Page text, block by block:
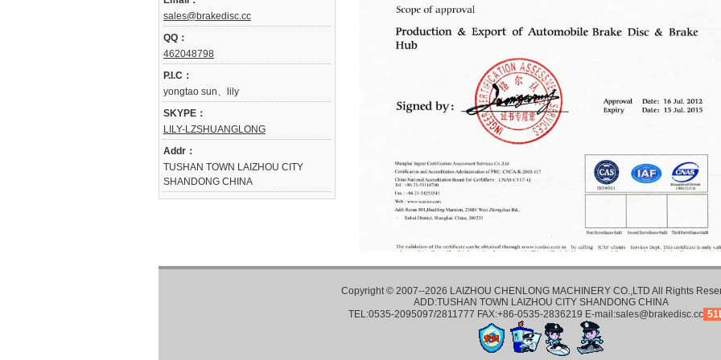
sales@brakedisc.cc
QQ：
462048798
P.I.C：
yongtao sun、lily
SKYPE：
LILY-LZSHUANGLONG
Addr：
TUSHAN TOWN LAIZHOU CITY
SHANDONG CHINA
Copyright © 2007--2026 LAIZHOU CHENLONG MACHINERY CO.,LTD All Rights
ADD:TUSHAN TOWN LAIZHOU CITY SHANDONG CHINA
TEL:0535-2095097/2811777 FAX:+86-0535-2836219 E-mail:sales@brakedisc.cc